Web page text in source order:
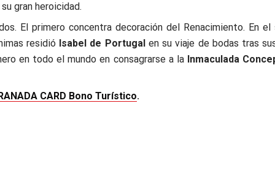
gran heroicidad.
El primero concentra decoración del Renacimiento. En el
residió Isabel de Portugalen su viaje de bodas tras
en todo el mundo en consagrarse a la Inmaculada
CARD Bono Turístico.